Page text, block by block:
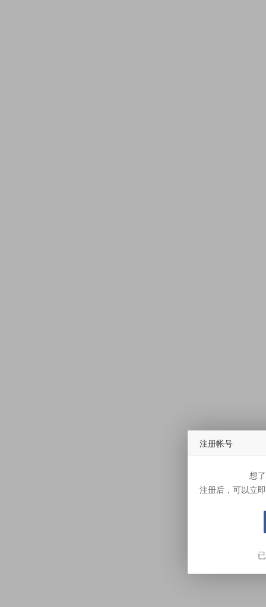
注册帐号
想
注册后，可以立